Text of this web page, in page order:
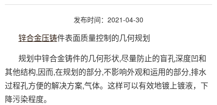
发布时间：2021-04-30
锌合金压铸件表面质量控制的几何规划
规划中锌合金铸件的几何形状,尽量防止的盲孔深度凹和
其他结构,因而,在规划的部分,不影响外观和运用的部分,排水
过程孔方便的解决方案,气体。这样可以有效地镀上镀液，下
降污染程度。